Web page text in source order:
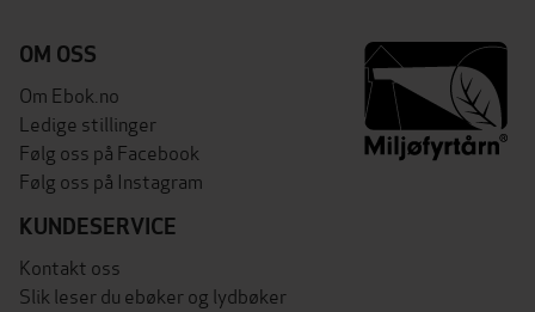
OM OSS
Om Ebok.no
Ledige stillinger
Følg oss på Facebook
Følg oss på Instagram
KUNDESERVICE
Kontakt oss
Slik leser du ebøker og lydbøker